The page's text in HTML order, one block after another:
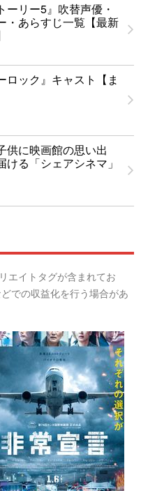
ーリー5』吹替声優・
・あらすじ一覧【最新
ロック』キャスト【ま
供に映画館の思い出
ける「シェアシネマ」
エイトタグが含まれてお
での収益化を行う場合があ